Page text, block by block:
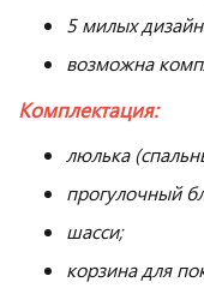
5 милых
возможна
Комплектация:
люлька
прогулочный
шасси;
корзина для